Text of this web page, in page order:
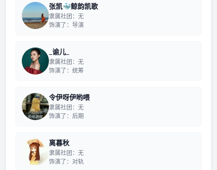
张凯🐳鲸韵凯歌
隶属社团：无
饰演了：导演
_谕儿_
隶属社团：无
饰演了：统筹
令伊呀伊哟喂
隶属社团：无
饰演了：后期
离暮秋
隶属社团：无
饰演了：对轨